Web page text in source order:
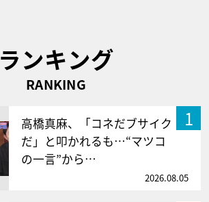
ランキング
RANKING
1
高橋真麻、「コネだブサイク
だ」と叩かれるも…“マツコ
の一言”から…
2026.08.05